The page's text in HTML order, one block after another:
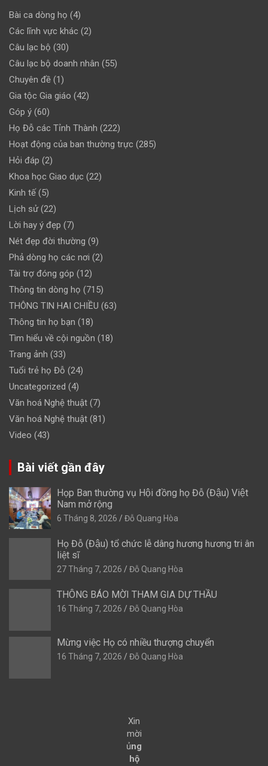
Bài ca dòng họ (4)
Các lĩnh vực khác (2)
Câu lạc bộ (30)
Câu lạc bộ doanh nhân (55)
Chuyên đề (1)
Gia tộc Gia giáo (42)
Góp ý (60)
Họ Đỗ các Tỉnh Thành (222)
Hoạt động của ban thường trực (285)
Hỏi đáp (2)
Khoa học Giao dục (22)
Kinh tế(5)
Lịch sử(22)
Lời hay ý đẹp (7)
Nét đẹp đời thường (9)
Phả dòng họ các nơi (2)
Tài trợ đóng góp (12)
Thông tin dòng họ (715)
THÔNG TIN HAI CHIỀU (63)
Thông tin họ bạn (18)
Tìm hiểu về cội nguồn (18)
Trang ảnh (33)
Tuổi trẻ họ Đỗ (24)
Uncategorized (4)
Văn hoá Nghệ thuật (7)
Văn hoá Nghệ thuật (81)
Video (43)
Bài viết gần đây
Họp Ban thường vụ Hội đồng họ Đỗ (Đậu) Việt
Nam mở rộng
6 Tháng 8, 2026 Đỗ Quang Hòa
Họ Đỗ (Đậu) tổ chức lễ dâng hương hương tri ân
liệt sĩ
27 Tháng 7, 2026 Đỗ Quang Hòa
THÔNG BÁO MỜI THAM GIA DỰ THẦU
16 Tháng 7, 2026 Đỗ Quang Hòa
Mừng việc Họ có nhiều thượng chuyển
16 Tháng 7, 2026 Đỗ Quang Hòa
Xin
mời
ủng
hộ